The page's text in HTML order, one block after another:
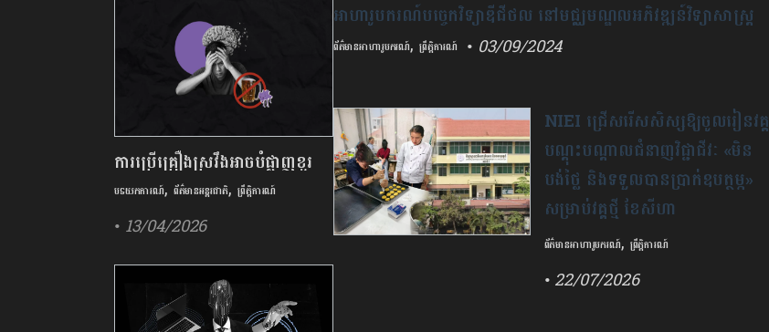
ការ​ប្រើគ្រឿង​ស្រវឹង​អាចបំផ្លាញ​ខួរ
ក្បាល ដែល​រួមចំណែក​នាំឱ្យ​មាន​ជំងឺ​
វង្វេង
បទយកការណ៍, ព័ត៌មានអន្តរជាតិ,ព្រឹត្តិការណ៍
• 13/04/2026
អាហារូបករណ៍បច្ចេកវិទ្យាឌីជីថល នៅមជ្ឈមណ្ឌលអភិវឌ្ឍន៍វិទ្យាសាស្ត្រ
និងបច្ចេកវិទ្យាកម្រិតខ្ពស់ចំនួន៦០កន្លែង
ព័ត៌មានអាហារូបករណ៍, ព្រឹត្តិការណ៍
• 03/09/2024
អភិវឌ្ឍន៍វិទ្យាសាស្ត្រ និងបច្ចេកវិទ្យាកម្រិតខ្ពស់ចំនួន៦០កន្លែង នៃកម្មវិធី
អាហារូបករណ៍ព័ត៌មានវិទ្យា Pre University ជំនាន់ទី២។
NIEI​ ​​ជ្រើសរើស​សិស្ស​ឱ្យ​ចូល​រៀន​វគ្គ​
បណ្តុះបណ្តាល​ជំនាញ​វិជ្ជាជីវៈ​ «​មិន​
បង់​ថ្លៃ​ ​និង​ទទួលបាន​ប្រាក់​ឧបត្ថម្ភ​» ​
សម្រាប់​វគ្គ​ថ្មី ​ខែសីហា​
ព័ត៌មានអាហារូបករណ៍, ព្រឹត្តិការណ៍
• 22/07/2026